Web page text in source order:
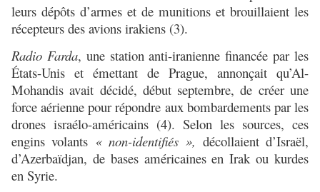
leurs dépôts d’armes et de munitions et brouillaient les
récepteurs des avions irakiens (3).
Radio Farda, une station anti-iranienne financée par les
États-Unis et émettant de Prague, annonçait qu’Al-
Mohandis avait décidé, début septembre, de créer une
force aérienne pour répondre aux bombardements par les
drones israélo-américains (4). Selon les sources, ces
engins volants « non-identifiés », décollaient d’Israël,
d’Azerbaïdjan, de bases américaines en Irak ou kurdes
en Syrie.